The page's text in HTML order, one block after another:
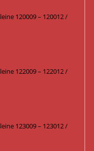
120009 – 120012 /
122009 – 122012 /
123009 – 123012 /